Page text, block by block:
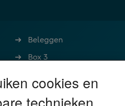
Beleggen
Box 3
Nalatenschap
cookies en
technieken